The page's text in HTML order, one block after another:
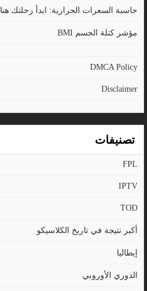
حاسبة السعرات الحرارية: ابدأ رحلتك هنا
مؤشر كتلة الجسم BMI
DMCA Policy
Disclaimer
تصنيفات
FPL
IPTV
TOD
أكبر نتيجة في تاريخ الكلاسيكو
إيطاليا
الدوري الأوروبي